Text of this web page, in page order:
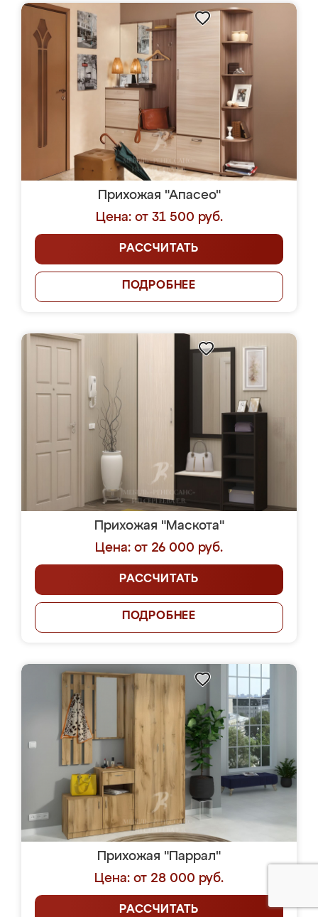
Прихожая "Апасео"
Цена: от 31 500 руб.
РАССЧИТАТЬ
ПОДРОБНЕЕ
Прихожая "Маскота"
Цена: от 26 000 руб.
РАССЧИТАТЬ
ПОДРОБНЕЕ
Прихожая "Паррал"
Цена: от 28 000 руб.
РАССЧИТАТЬ